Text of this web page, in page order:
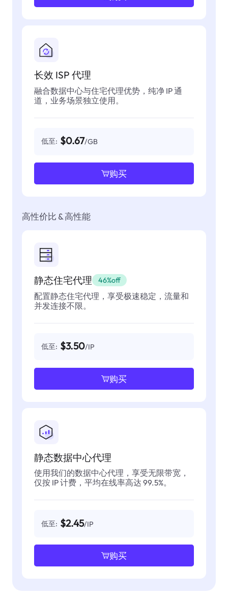
长效 ISP 代理
融合数据中心与住宅代理优势，纯净 IP 通
道，业务场景独立使用。
低至: $0.67/GB
购买
高性价比 & 高性能
静态住宅代理 46%off
配置静态住宅代理，享受极速稳定，流量和
并发连接不限。
低至: $3.50/IP
购买
静态数据中心代理
使用我们的数据中心代理，享受无限带宽，
仅按 IP 计费，平均在线率高达 99.5%。
低至: $2.45/IP
购买